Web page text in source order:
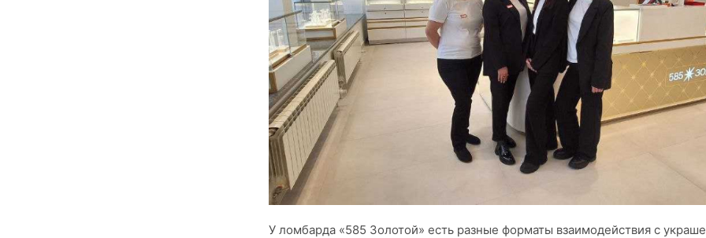
У ломбарда «585 Золотой» есть разные форматы взаимодействия с